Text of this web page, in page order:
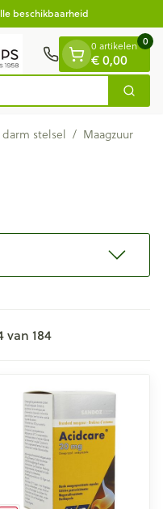
beschikbaarheid
Zoek
0 artikelen
€ 0,00
0
darm stelsel / Maagzuur
van 184